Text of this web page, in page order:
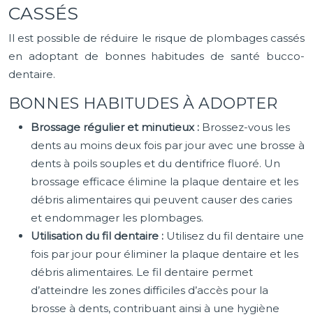
CASSÉS
Il est possible de réduire le risque de plombages cassés
en adoptant de bonnes habitudes de santé bucco-
dentaire.
BONNES HABITUDES À ADOPTER
Brossage régulier et minutieux : Brossez-vous les
dents au moins deux fois par jour avec une brosse à
dents à poils souples et du dentifrice fluoré. Un
brossage efficace élimine la plaque dentaire et les
débris alimentaires qui peuvent causer des caries
et endommager les plombages.
Utilisation du fil dentaire : Utilisez du fil dentaire une
fois par jour pour éliminer la plaque dentaire et les
débris alimentaires. Le fil dentaire permet
d’atteindre les zones difficiles d’accès pour la
brosse à dents, contribuant ainsi à une hygiène